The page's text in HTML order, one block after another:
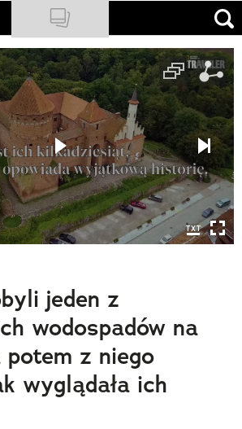
jeden z
wodospadów na
potem z niego
wyglądała ich